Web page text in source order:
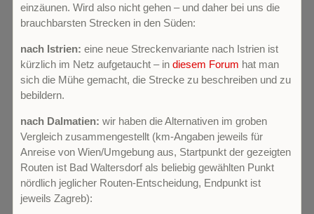
einzäunen. Wird also nicht gehen – und daher bei uns die
brauchbarsten Strecken in den Süden:
nach Istrien: eine neue Streckenvariante nach Istrien ist
kürzlich im Netz aufgetaucht – in diesem Forum hat man
sich die Mühe gemacht, die Strecke zu beschreiben und zu
bebildern.
nach Dalmatien: wir haben die Alternativen im groben
Vergleich zusammengestellt (km-Angaben jeweils für
Anreise von Wien/Umgebung aus, Startpunkt der gezeigten
Routen ist Bad Waltersdorf als beliebig gewählten Punkt
nördlich jeglicher Routen-Entscheidung, Endpunkt ist
jeweils Zagreb):